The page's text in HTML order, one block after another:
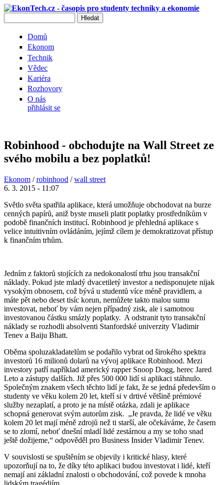
Přejít k hlavnímu obsahu
Domů
Ekonom
Technik
Vědec
Kariéra
Rozhovory
O nás
přihlásit se
Robinhood - obchodujte na Wall Street ze
svého mobilu a bez poplatků!
Ekonom /robinhood /wall street
6. 3. 2015 - 11:07
Světlo světa spatřila aplikace, která umožňuje obchodovat na burze
cenných papírů, aniž byste museli platit poplatky prostředníkům v
podobě finančních institucí. Robinhood je přehledná aplikace s
velice intuitivním ovládáním, jejímž cílem je demokratizovat přístup
k finančním trhům.
Jedním z faktorů stojících za nedokonalostí trhu jsou transakční
náklady. Pokud jste mladý dvacetiletý investor a nedisponujete nijak
vysokým obnosem, což bývá u studentů více méně pravidlem, a
máte pět nebo deset tisíc korun, nemůžete takto malou sumu
investovat, neboť by vám nejen případný zisk, ale i samotnou
investovanou částku smázly poplatky. A odstranit tyto transakční
náklady se rozhodli absolventi Stanfordské univerzity Vladimir
Tenev a Baiju Bhatt.
Oběma spoluzakladatelům se podařilo vybrat od širokého spektra
investorů 16 milionů dolarů na vývoj aplikace Robinhood. Mezi
investory patří například americký rapper Snoop Dogg, herec Jared
Leto a zástupy dalších. Již přes 500 000 lidí si aplikaci stáhnulo.
Společným znakem všech těchto lidí je fakt, že se jedná především o
studenty ve věku kolem 20 let, kteří si v drtivé většině prémiové
služby nezaplatí, a proto je na místě otázka, zdali je aplikace
schopná generovat svým autorům zisk. „Je pravda, že lidé ve věku
kolem 20 let mají méně zdrojů než ti starší, ale očekáváme, že časem
se to zlomí, neboť dnešní mladí lidé zestárnou a my se toho snad
ještě dožijeme,“ odpověděl pro Business Insider Vladimir Tenev.
V souvislosti se spuštěním se objevily i kritické hlasy, které
upozorňují na to, že díky této aplikaci budou investovat i lidé, kteří
nemají ani základní znalosti o obchodování, což povede k mnoha